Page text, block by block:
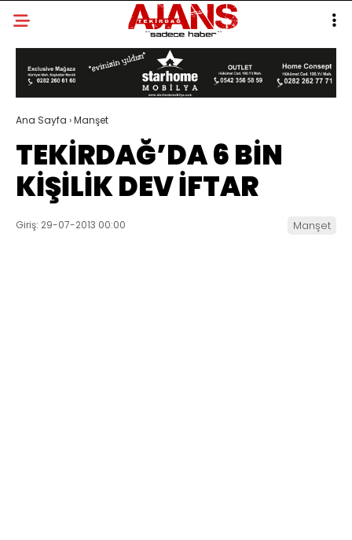
Ana Sayfa ›Manşet
TEKİRDAĞ’DA 6 BİN
KİŞİLİK DEV İFTAR
Giriş: 29-07-2013 00:00 Manşet